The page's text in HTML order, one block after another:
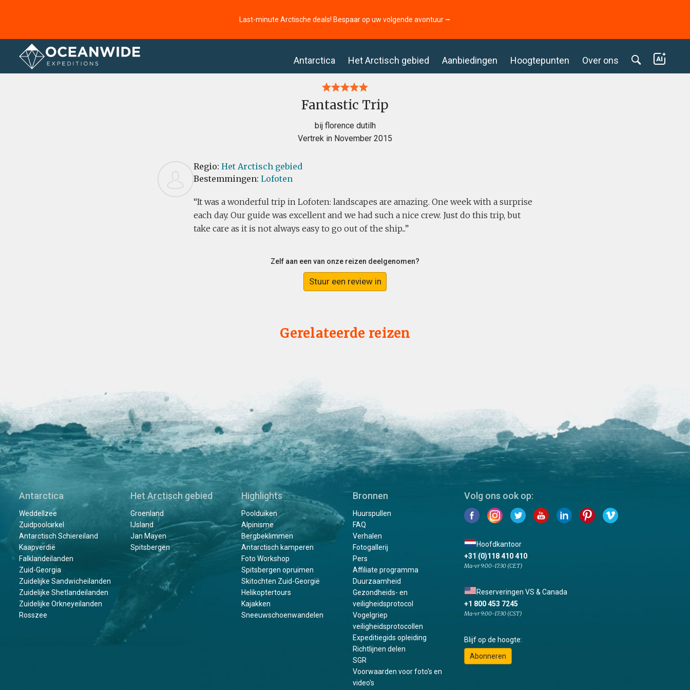
Last-minute Arctische deals! Bespaar op uw volgende avontuur ⭢
Antarctica Het Arctisch gebied Aanbiedingen Hoogtepunten Over ons
Home Recensies
Fantastic Trip
bij florence dutilh
Vertrek in November 2015
Regio: Het Arctisch gebied
Bestemmingen: Lofoten
It was a wonderful trip in Lofoten: landscapes are amazing. One week with a surprise
each day. Our guide was excellent and we had such a nice crew. Just do this trip, but
take care as it is not always easy to go out of the ship...
Zelf aan een van onze reizen deelgenomen?
Stuur een review in
Gerelateerde reizen
Antarctica
Weddellzee
Zuidpoolcirkel
Antarctisch Schiereiland
Kaapverdië
Falklandeilanden
Zuid-Georgia
Zuidelijke Sandwicheilanden
Zuidelijke Shetlandeilanden
Zuidelijke Orkneyeilanden
Rosszee
Het Arctisch gebied
Groenland
IJsland
Jan Mayen
Spitsbergen
Highlights
Poolduiken
Alpinisme
Bergbeklimmen
Antarctisch kamperen
Foto Workshop
Spitsbergen opruimen
Skitochten Zuid-Georgië
Helikoptertours
Kajakken
Sneeuwschoenwandelen
Bronnen
Huurspullen
FAQ
Verhalen
Fotogallerij
Pers
Affiliate programma
Duurzaamheid
Gezondheids- en
veiligheidsprotocol
Vogelgriep
veiligheidsprotocollen
Expeditiegids opleiding
Richtlijnen delen
SGR
Voorwaarden voor foto's en
video's
Volg ons ook op:
Hoofdkantoor
+31 (0)118 410 410
Ma-vr 9:00-17:30 (CET)
Reserveringen VS & Canada
+1 800 453 7245
Ma-vr 9:00-17:30 (CST)
Blijf op de hoogte:
Abonneren